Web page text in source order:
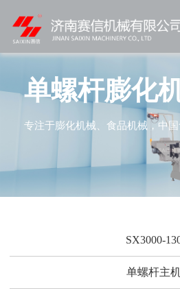
例
服
闻
联
单螺杆膨化
专注于膨化机械、食品机械，中
SX3000-
单螺杆主